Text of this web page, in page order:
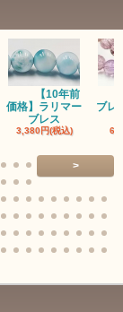
ト）
【10年前
価格】ラリマー
ブレス
3,380円(税込)
ブ
>